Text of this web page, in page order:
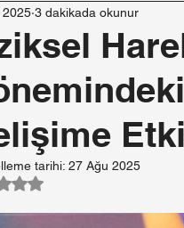
2025 3 dakikada okunur
tarihi: 27 Ağu 2025
5 üzerinden NaN yıldız